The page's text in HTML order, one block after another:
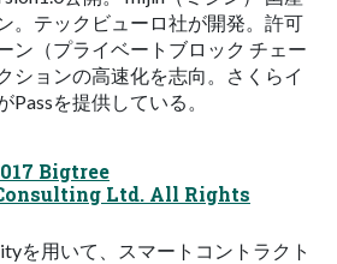
。テックビューロ社が開発。許可
ン（プライベートブロック チェー
ションの⾼速化を志向。さくらイ
Passを提供している。
Bigtree
Ltd. All Rights
を⽤いて、スマートコントラクト